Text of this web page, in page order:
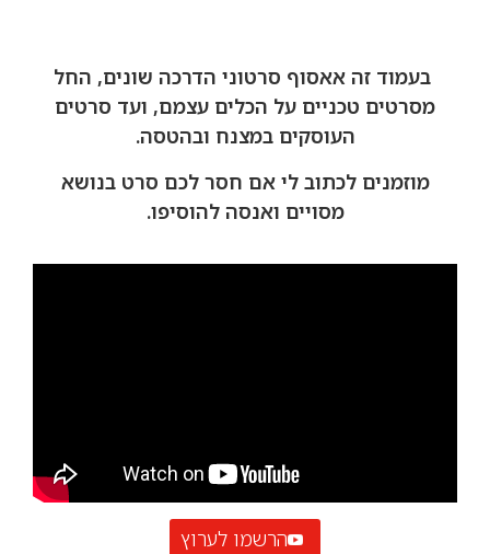
בעמוד זה אאסוף סרטוני הדרכה שונים, החל
מסרטים טכניים על הכלים עצמם, ועד סרטים
העוסקים במצנח ובהטסה.
מוזמנים לכתוב לי אם חסר לכם סרט בנושא
מסויים ואנסה להוסיפו.
הרשמו לערוץ